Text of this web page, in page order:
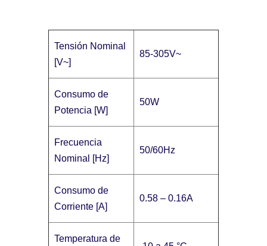
Tensión Nominal
[V~]
85-305V~
Consumo de
Potencia [W]
50W
Frecuencia
Nominal [Hz]
50/60Hz
Consumo de
Corriente [A]
0.58 – 0.16A
Temperatura de